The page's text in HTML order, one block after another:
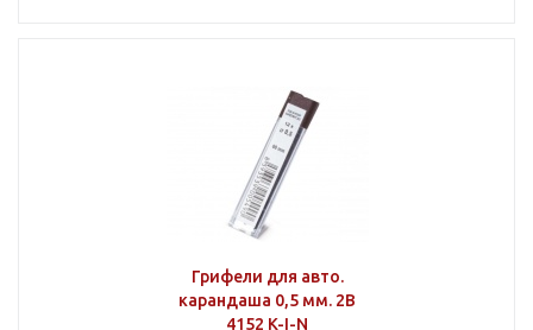
Грифели для авто.
карандаша 0,5 мм. 2В
4152 K-I-N